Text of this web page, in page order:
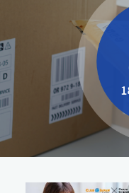
事業紹介 トップ